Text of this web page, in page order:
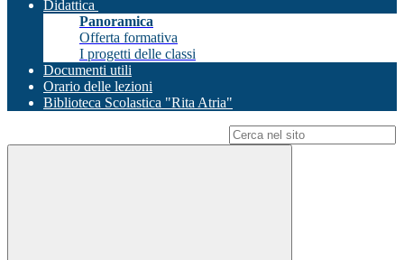
Didattica
Panoramica
Offerta formativa
I progetti delle classi
Documenti utili
Orario delle lezioni
Biblioteca Scolastica "Rita Atria"